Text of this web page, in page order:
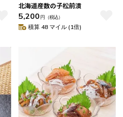
北海道産数の子松前漬
5,200 円 （税込）
積算 48 マイル (1倍)